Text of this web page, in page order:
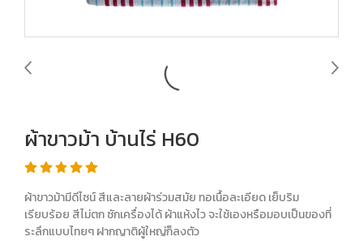
ผ้าขาวม้า บ้านไร่ H60
ผ้าขาวม้ามีดีไซน์ สีและลายผ้าร่วมสมัย ทอเนื้อละเอียด เย็บริม
เรียบร้อย สีไม่ตก ซักเครื่องได้ ผ้าแห้งไว จะใช้เองหรือมอบเป็นของที่
ระลึกแบบไทยๆ ฝากญาติผู้ใหญ่ก็ลงตัว